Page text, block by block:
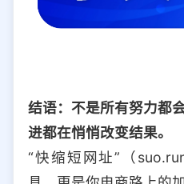
结语：不是所有努力都
进都在悄悄改变结果。
“快缩短网址”（